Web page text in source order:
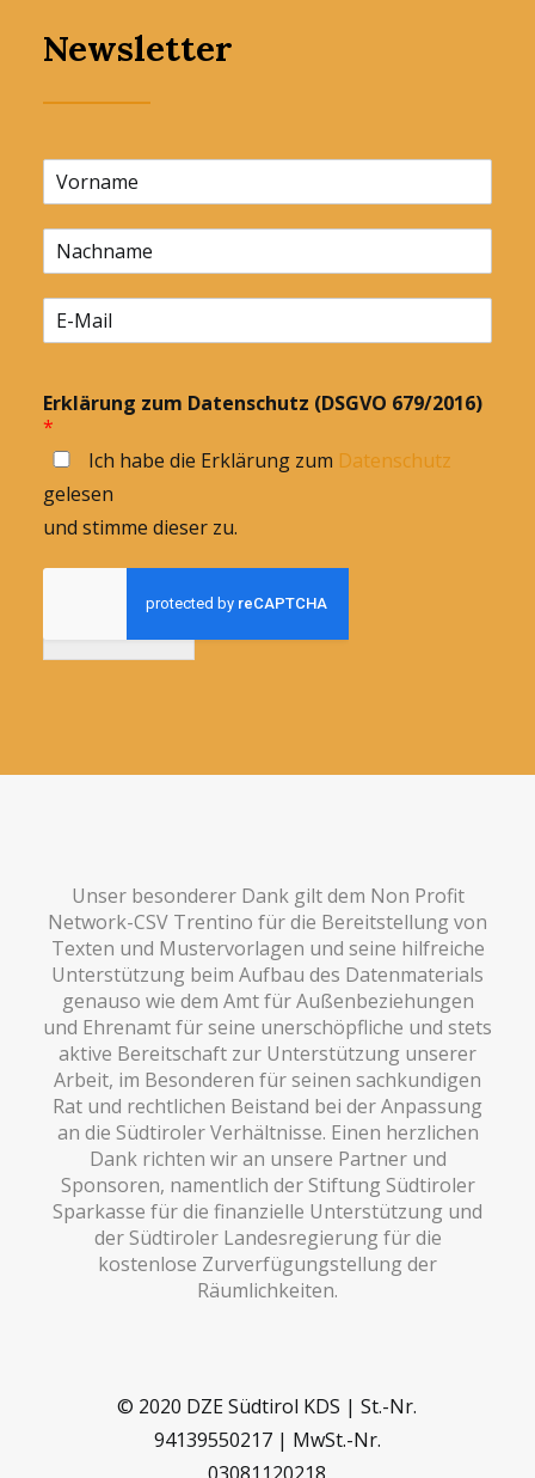
Newsletter
Erklärung zum Datenschutz (DSGVO 679/2016)
*
Ich habe die Erklärung zum Datenschutz
gelesen
und stimme dieser zu.
Unser besonderer Dank gilt dem Non Profit
Network-CSV Trentino für die Bereitstellung von
Texten und Mustervorlagen und seine hilfreiche
Unterstützung beim Aufbau des Datenmaterials
genauso wie dem Amt für Außenbeziehungen
und Ehrenamt für seine unerschöpfliche und stets
aktive Bereitschaft zur Unterstützung unserer
Arbeit, im Besonderen für seinen sachkundigen
Rat und rechtlichen Beistand bei der Anpassung
an die Südtiroler Verhältnisse. Einen herzlichen
Dank richten wir an unsere Partner und
Sponsoren, namentlich der Stiftung Südtiroler
Sparkasse für die finanzielle Unterstützung und
der Südtiroler Landesregierung für die
kostenlose Zurverfügungstellung der
Räumlichkeiten.
© 2020 DZE Südtirol KDS | St.-Nr.
94139550217 | MwSt.-Nr.